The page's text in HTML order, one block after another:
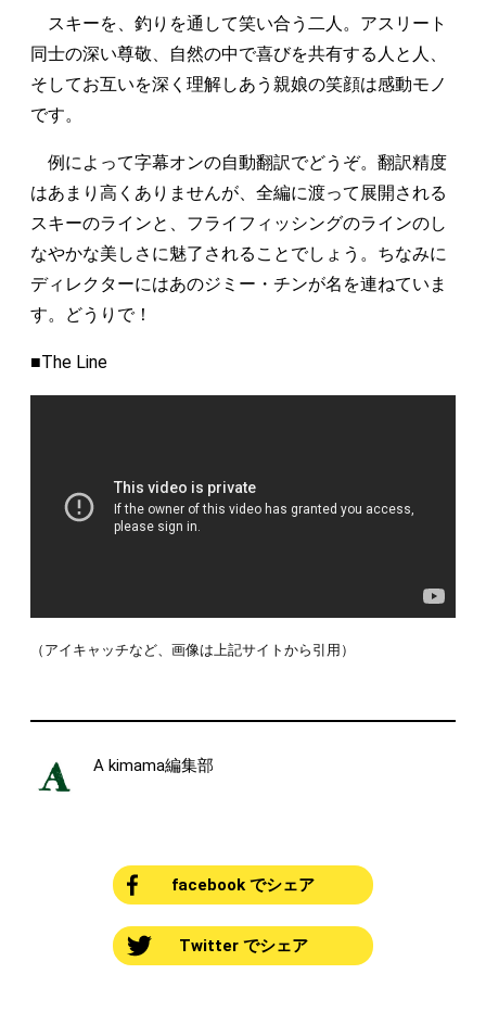
スキーを、釣りを通して笑い合う二人。アスリート
同士の深い尊敬、自然の中で喜びを共有する人と人、
そしてお互いを深く理解しあう親娘の笑顔は感動モノ
です。
例によって字幕オンの自動翻訳でどうぞ。翻訳精度
はあまり高くありませんが、全編に渡って展開される
スキーのラインと、フライフィッシングのラインのし
なやかな美しさに魅了されることでしょう。ちなみに
ディレクターにはあのジミー・チンが名を連ねていま
す。どうりで！
■The Line
（アイキャッチなど、画像は上記サイトから引用）
A kimama編集部
facebook でシェア
Twitter でシェア